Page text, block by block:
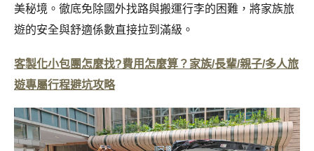
美秘境。徹底免除國外找路與搬運行李的困難，將家族旅
遊的安全與舒適係數直接拉到滿級。
客製化小包團怎麼找?費用怎麼算？家族/長輩/親子/多人旅
遊專屬行程避坑攻略